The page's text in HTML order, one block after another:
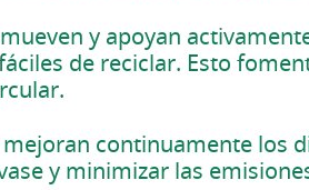
y apoyan
de reciclar. Esto
continuamente los
y minimizar las